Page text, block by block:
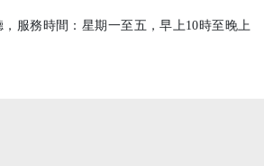
服務時間：星期一至五，早上 10 時至晚上